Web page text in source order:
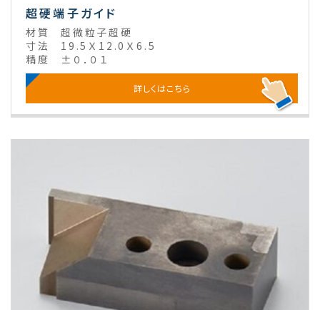
超硬端子ガイド
材質
超微粒子超硬
寸法
19.5Ｘ12.0Ｘ6.5
精度
±０．０１
詳しくはこちら